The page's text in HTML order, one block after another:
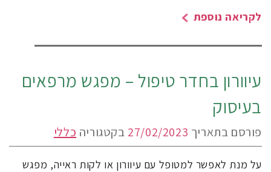
לקריאה נוספת
עיוורון בחדר טיפול – מפגש מרפאים
בעיסוק
פורסם בתאריך 27/02/2023 בקטגוריה כללי
על מנת לאפשר למטופל עם עיוורון או לקות ראייה, מפגש